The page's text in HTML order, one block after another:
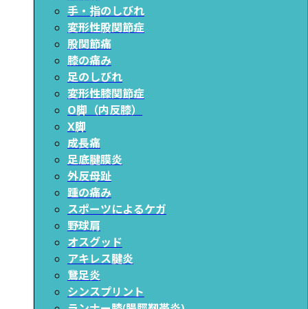
手・指のしびれ
変形性股関節症
股関節痛
膝の痛み
足のしびれ
変形性膝関節症
O脚（内反膝）
X脚
成長痛
足底腱膜炎
外反母趾
踵の痛み
スポーツによるケガ
野球肩
オスグッド
アキレス腱炎
鵞足炎
シンスプリント